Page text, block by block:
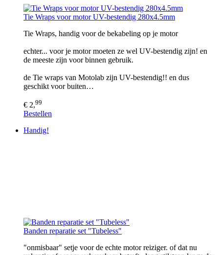
Tie Wraps voor motor UV-bestendig 280x4.5mm
Tie Wraps, handig voor de bekabeling op je motor
echter... voor je motor moeten ze wel UV-bestendig zijn! en
de meeste zijn voor binnen gebruik.
de Tie wraps van Motolab zijn UV-bestendig!! en dus
geschikt voor buiten…
€ 2,99
Bestellen
Handig!
Banden reparatie set "Tubeless"
"onmisbaar" setje voor de echte motor reiziger. of dat nu